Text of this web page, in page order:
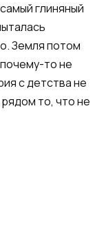
глиняный
Земля потом
то не
с детства не
то, что не